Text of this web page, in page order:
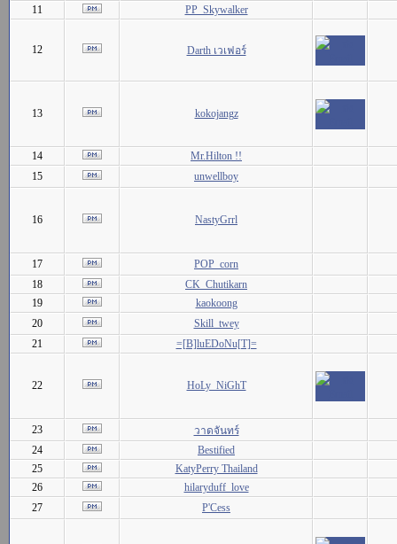
11
PP_Skywalker
12 Darth เวเฟอร์
13 kokojangz
14
Mr.Hilton !!
15
unwellboy
16 NastyGrrl
17
POP_corn
18
CK_Chutikarn
19
kaokoong
20
Skill_twey
21
=[B]luEDoNu[T]=
22 HoLy_NiGhT
23
วาดจันทร์
24
Bestified
25
KatyPerry Thailand
26
hilaryduff_love
27
P'Cess